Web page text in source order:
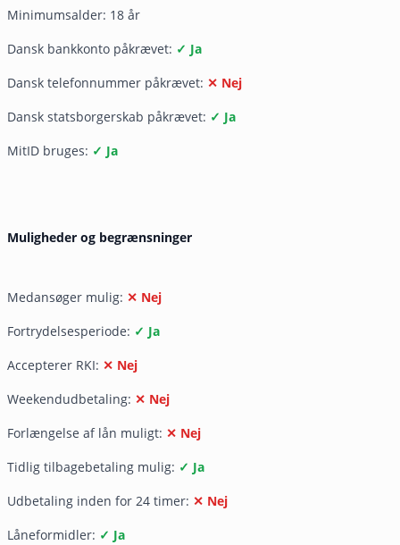
Minimumsalder: 18 år
Dansk bankkonto påkrævet: ✓ Ja
Dansk telefonnummer påkrævet: ✕ Nej
Dansk statsborgerskab påkrævet: ✓ Ja
MitID bruges: ✓ Ja
Muligheder og begrænsninger
Medansøger mulig: ✕ Nej
Fortrydelsesperiode: ✓ Ja
Accepterer RKI: ✕ Nej
Weekendudbetaling: ✕ Nej
Forlængelse af lån muligt: ✕ Nej
Tidlig tilbagebetaling mulig: ✓ Ja
Udbetaling inden for 24 timer: ✕ Nej
Låneformidler: ✓ Ja